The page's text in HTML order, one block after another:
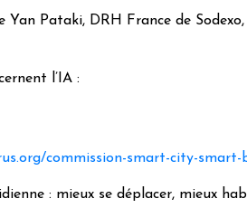
Yan Pataki, DRH France de
l’IA :
commission-smart-city-smart-
: mieux se déplacer, mieux